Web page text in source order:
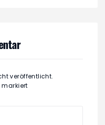
veröffentlicht.
markiert